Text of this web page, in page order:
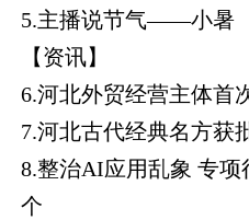
5.主播说节气——小暑
【资讯】
6.河北外贸经营主体首
7.河北古代经典名方获
8.整治AI应用乱象 专项
个